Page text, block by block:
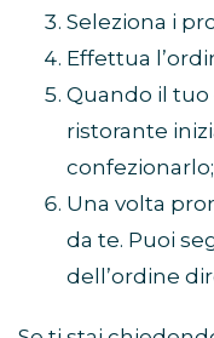
Seleziona i
Effettua
Quando il tuo
ristorante
confezionarlo;
Una volta
da te. Puoi
dell’ordine